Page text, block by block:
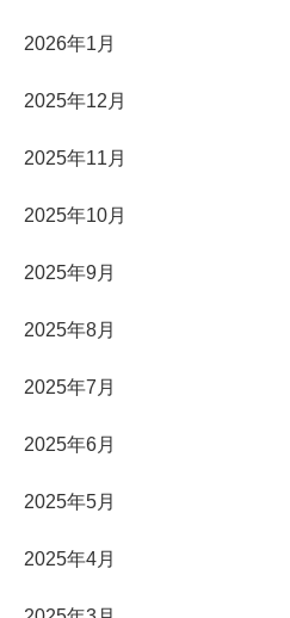
2026年1月
2025年12月
2025年11月
2025年10月
2025年9月
2025年8月
2025年7月
2025年6月
2025年5月
2025年4月